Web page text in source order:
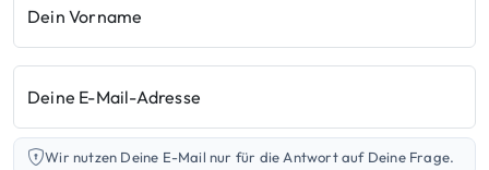
Dein Vorname
Deine E-Mail-Adresse
Wir nutzen Deine E-Mail nur für die Antwort auf Deine Frage.